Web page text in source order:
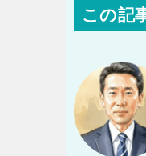
この記